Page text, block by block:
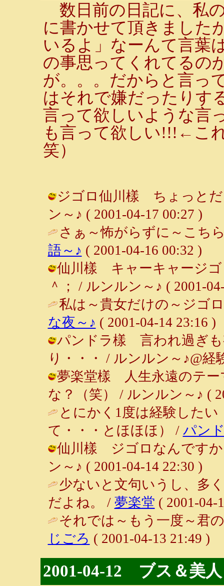
数日前の日記に、私
に書かせて頂きました
いるよ」なーんて言葉
の事思ってくれてるの
が。。。だからと言っ
はそれで嫌だったりす
言って欲しいような言
も言って欲しい!!!←こ
笑）
ジゴロ仙川樣 ちょっとだ
ン～♪ ( 2001-04-17 00:27 )
さぁ～怖がらずに～こ
語～♪ ( 2001-04-16 00:32 )
仙川樣 キャーキャージ
＾； / ルンルン～♪ ( 2001-
私は～貴女だけの～ジゴ
な夜～♪ ( 2001-04-14 23:16 )
パンドラ樣 言われ過ぎも
り・・・ / ルンルン～♪@経
夢楽堂樣 人生永遠のテ
な？（笑） / ルンルン～♪ (
とにかく1度は経験した
て・・・とほほほ） / パン
仙川樣 ジゴロなんですか
ン～♪ ( 2001-04-14 22:30 )
少ないと文句いうし、多
だよね。 / 夢楽堂 ( 2001-04-
それでは～もう一度～君
じごろ ( 2001-04-13 21:49 )
2001-04-12 ブス＆美人